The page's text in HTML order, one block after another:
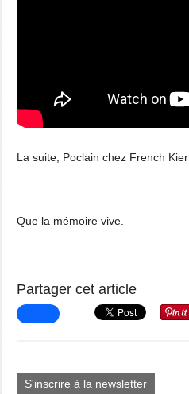
La suite, Poclain chez French Kier
Que la mémoire vive.
Partager cet article
S'inscrire à la newsletter